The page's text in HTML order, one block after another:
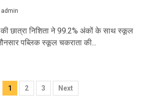
admin
छात्रा निशिता ने 99.2% अंकों के साथ स्कूल
पब्लिक स्कूल चकराता की...
Posts
1 2 3 Next